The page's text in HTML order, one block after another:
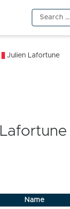
Search
for:
Julien Lafortune
Name